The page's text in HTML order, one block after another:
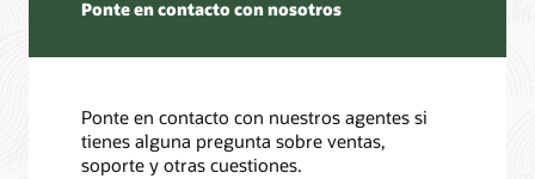
Ponte en contacto con nosotros
Ponte en contacto con nuestros agentes si
tienes alguna pregunta sobre ventas,
soporte y otras cuestiones.